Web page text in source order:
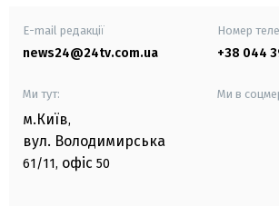
E-mail редакції
news24@24tv.com.ua
Номер
+38 044
Ми тут:
м.Київ,
вул. Володимирська
61/11, офіс 50
Ми в